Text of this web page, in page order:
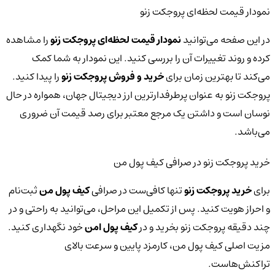
نمودار قیمت لحظه‌ای پروجکت زنو
در این صفحه می‌توانیدنمودار قیمت لحظه‌ای پروجکت زنورا مشاهده
کرده و روند تغییرات آن را بررسی کنید. این نمودار به شما کمک
می‌کند تا بهترین زمان برایخرید و فروش پروجکت زنورا پیدا کنید.
پروجکت زنو به عنوان پرطرفدارترین ارز دیجیتال جهان، همواره در حال
نوسان است و داشتن یک مرجع معتبر برای رصد قیمت آن ضروری
می‌باشد.
خرید پروجکت زنو در صرافی کیف پول من
برایخرید پروجکت زنوتنها کافی‌ست در صرافیکیف پول منثبت‌نام
و احراز هویت کنید. پس از تکمیل این مراحل، می‌توانید به راحتی و در
چند دقیقه پروجکت زنو بخرید و درکیف پول امنخود نگهداری کنید.
مزیت اصلی کیف پول من، کارمزد پایین و سرعت بالای
تراکنش‌هاست.